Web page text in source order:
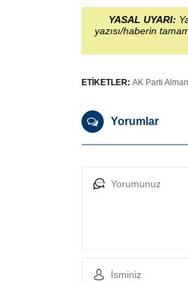
YASAL UYARI:
yazısı/haberin
ETİKETLER: AK Parti
Yorumlar